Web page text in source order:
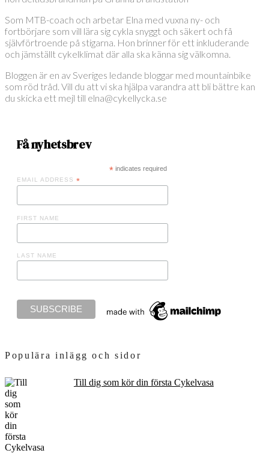
Som MTB-coach och arbetar Elna med vuxna ny- och
fortbörjare som vill lära sig cykla snyggt och säkert och få
självförtroende på stigarna. Hon brinner för ett inkluderande
och jämställt cykelklimat där alla ska känna sig välkomna.
Bloggen är en av Sveriges ledande bloggar med mountainbike
som röd tråd. Vill du att vi ska hjälpa varandra att bli bättre kan
du skicka ett mejl till elna@cykellycka.se
Få nyhetsbrev
*indicates required
EMAIL ADDRESS *
FIRST NAME
LAST NAME
Populära inlägg och sidor
Till dig som kör din första Cykelvasa